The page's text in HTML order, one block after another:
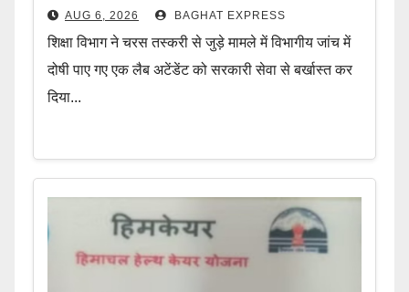
AUG 6, 2026 BAGHAT EXPRESS
शिक्षा विभाग ने चरस तस्करी से जुड़े मामले में विभागीय जांच में
दोषी पाए गए एक लैब अटेंडेंट को सरकारी सेवा से बर्खास्त कर
दिया...